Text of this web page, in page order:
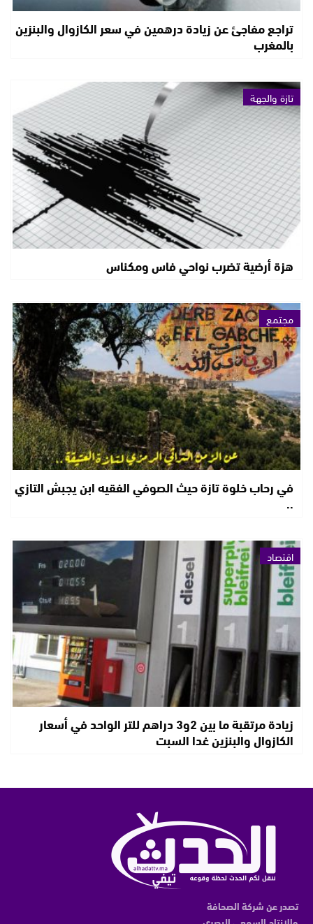
تراجع مفاجئ عن زيادة درهمين في سعر الكازوال والبنزين
بالمغرب
تازة والجهة
هزة أرضية تضرب نواحي فاس ومكناس
مجتمع
في رحاب خلوة تازة حيث الصوفي الفقيه ابن يجبش التازي
..
اقتصاد
زيادة مرتقبة ما بين 2و3 دراهم للتر الواحد في أسعار
الكازوال والبنزين غدا السبت
تصدر عن شركة الصحافة